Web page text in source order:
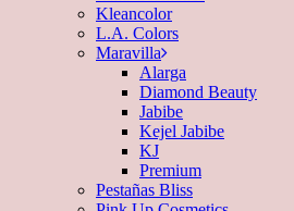
Kleancolor
L.A. Colors
Maravilla
Alarga
Diamond Beauty
Jabibe
Kejel Jabibe
KJ
Premium
Pestañas Bliss